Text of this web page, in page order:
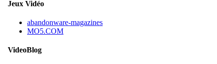
Jeux Vidéo
abandonware-magazines
MO5.COM
VideoBlog